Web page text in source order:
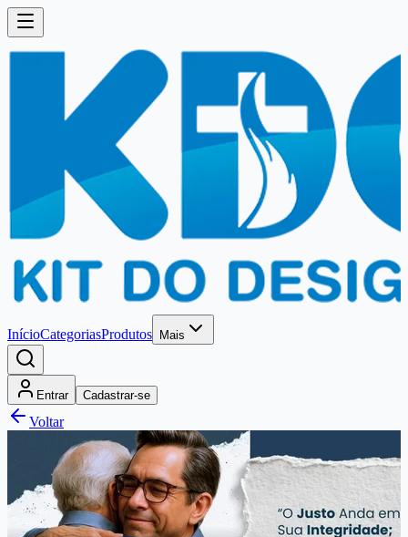
InícioCategoriasProdutos Mais
Entrar Cadastrar-se
Voltar